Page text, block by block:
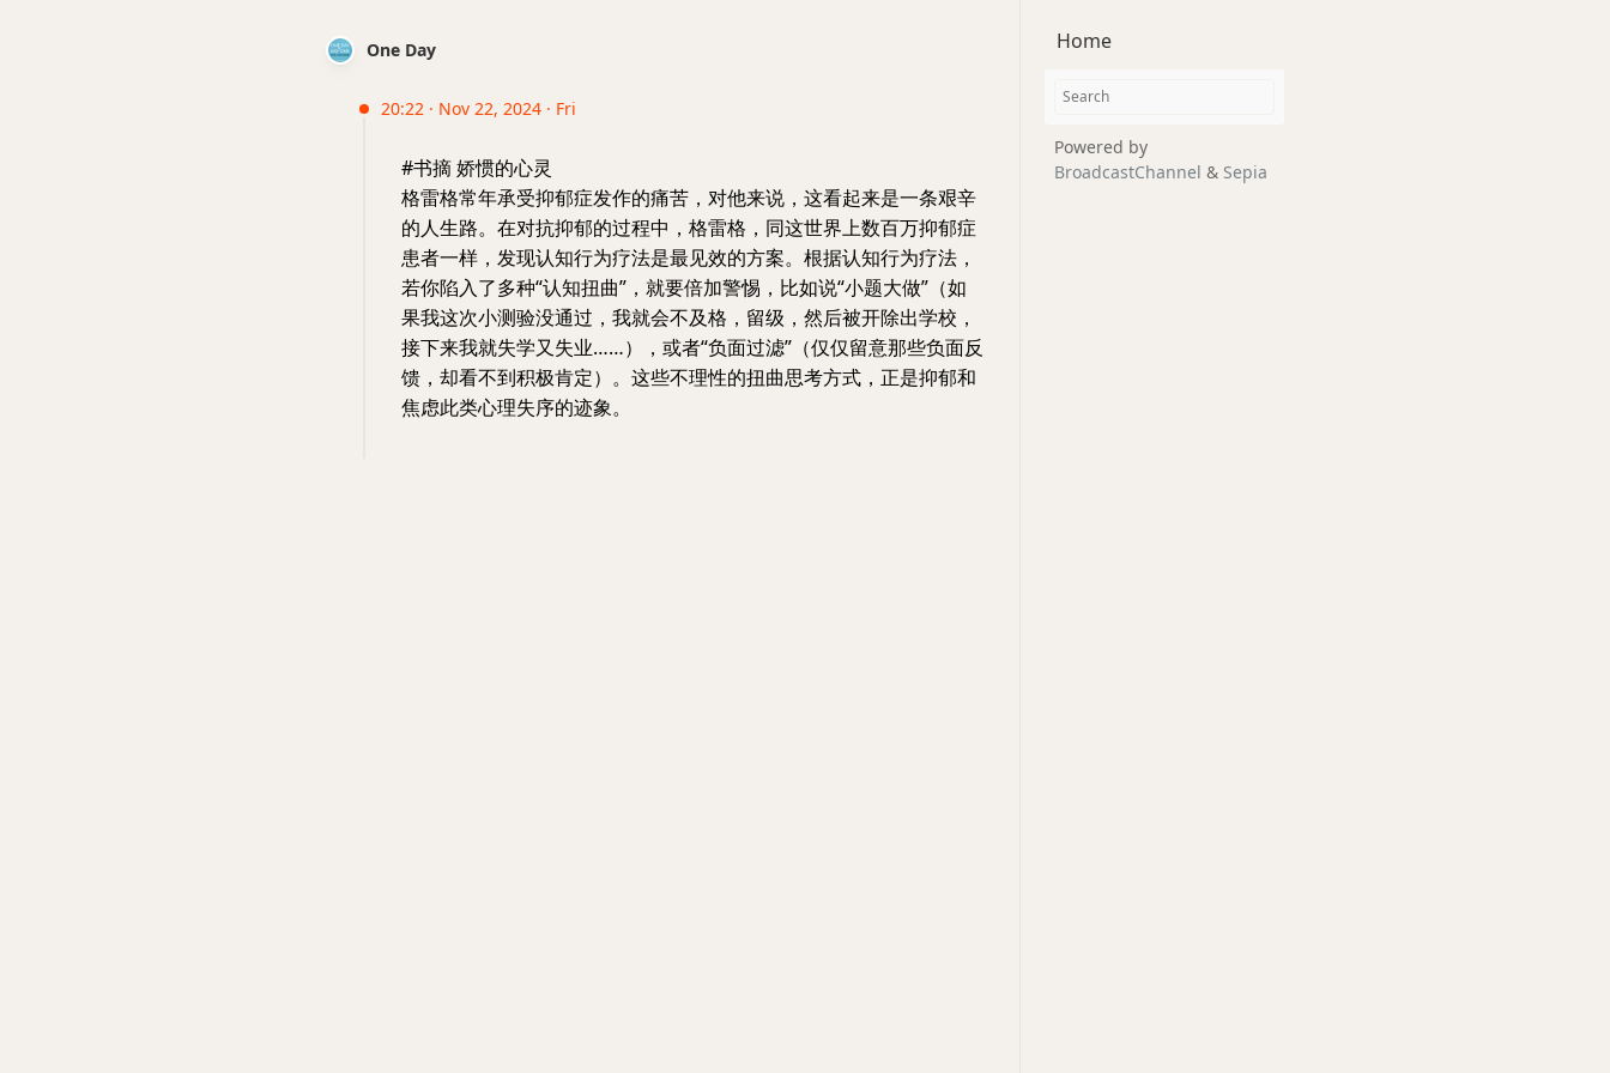
One Day
20:22 · Nov 22, 2024 · Fri
#书摘 娇惯的心灵
格雷格常年承受抑郁症发作的痛苦，对他来说，这看起来是一条艰辛
的人生路。在对抗抑郁的过程中，格雷格，同这世界上数百万抑郁症
患者一样，发现认知行为疗法是最见效的方案。根据认知行为疗法，
若你陷入了多种“认知扭曲”，就要倍加警惕，比如说“小题大做”（如
果我这次小测验没通过，我就会不及格，留级，然后被开除出学校，
接下来我就失学又失业……），或者“负面过滤”（仅仅留意那些负面反
馈，却看不到积极肯定）。这些不理性的扭曲思考方式，正是抑郁和
焦虑此类心理失序的迹象。
Home
Powered by
BroadcastChannel & Sepia